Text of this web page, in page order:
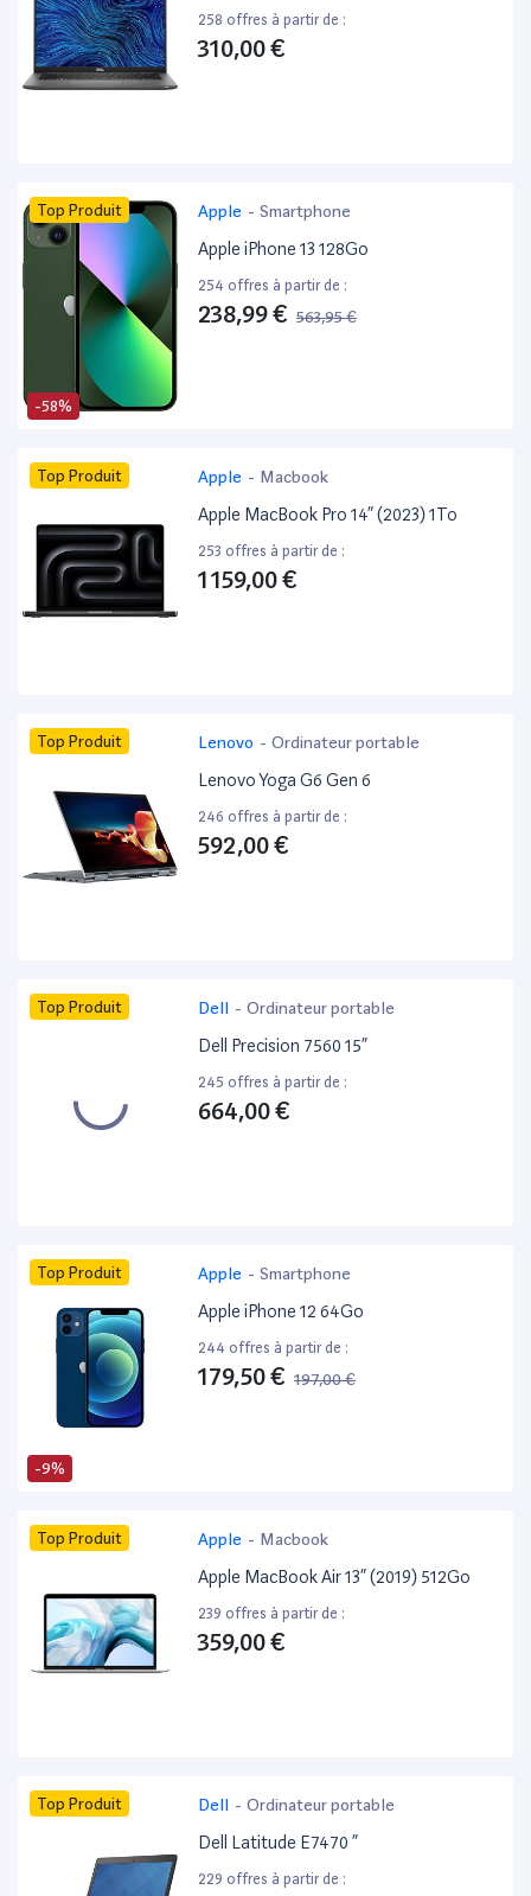
258 offres à partir de :
310,00 €
-58%
Top Produit Apple - Smartphone
Apple iPhone 13 128Go
254 offres à partir de :
238,99 € 563,95 €
Top Produit Apple - Macbook
Apple MacBook Pro 14” (2023) 1To
253 offres à partir de :
1 159,00 €
Top Produit Lenovo - Ordinateur portable
Lenovo Yoga G6 Gen 6
246 offres à partir de :
592,00 €
Top Produit Dell - Ordinateur portable
Dell Precision 7560 15”
245 offres à partir de :
664,00 €
-9%
Top Produit Apple - Smartphone
Apple iPhone 12 64Go
244 offres à partir de :
179,50 € 197,00 €
Top Produit Apple - Macbook
Apple MacBook Air 13” (2019) 512Go
239 offres à partir de :
359,00 €
Top Produit Dell - Ordinateur portable
Dell Latitude E7470 ”
229 offres à partir de :